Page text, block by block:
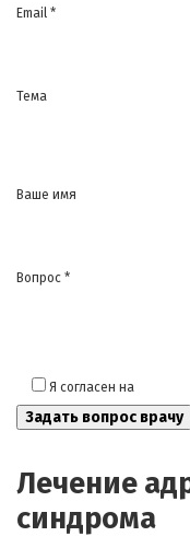
Email *
Тема
Ваше имя
Вопрос *
Я согласен на
Лечение
синдрома